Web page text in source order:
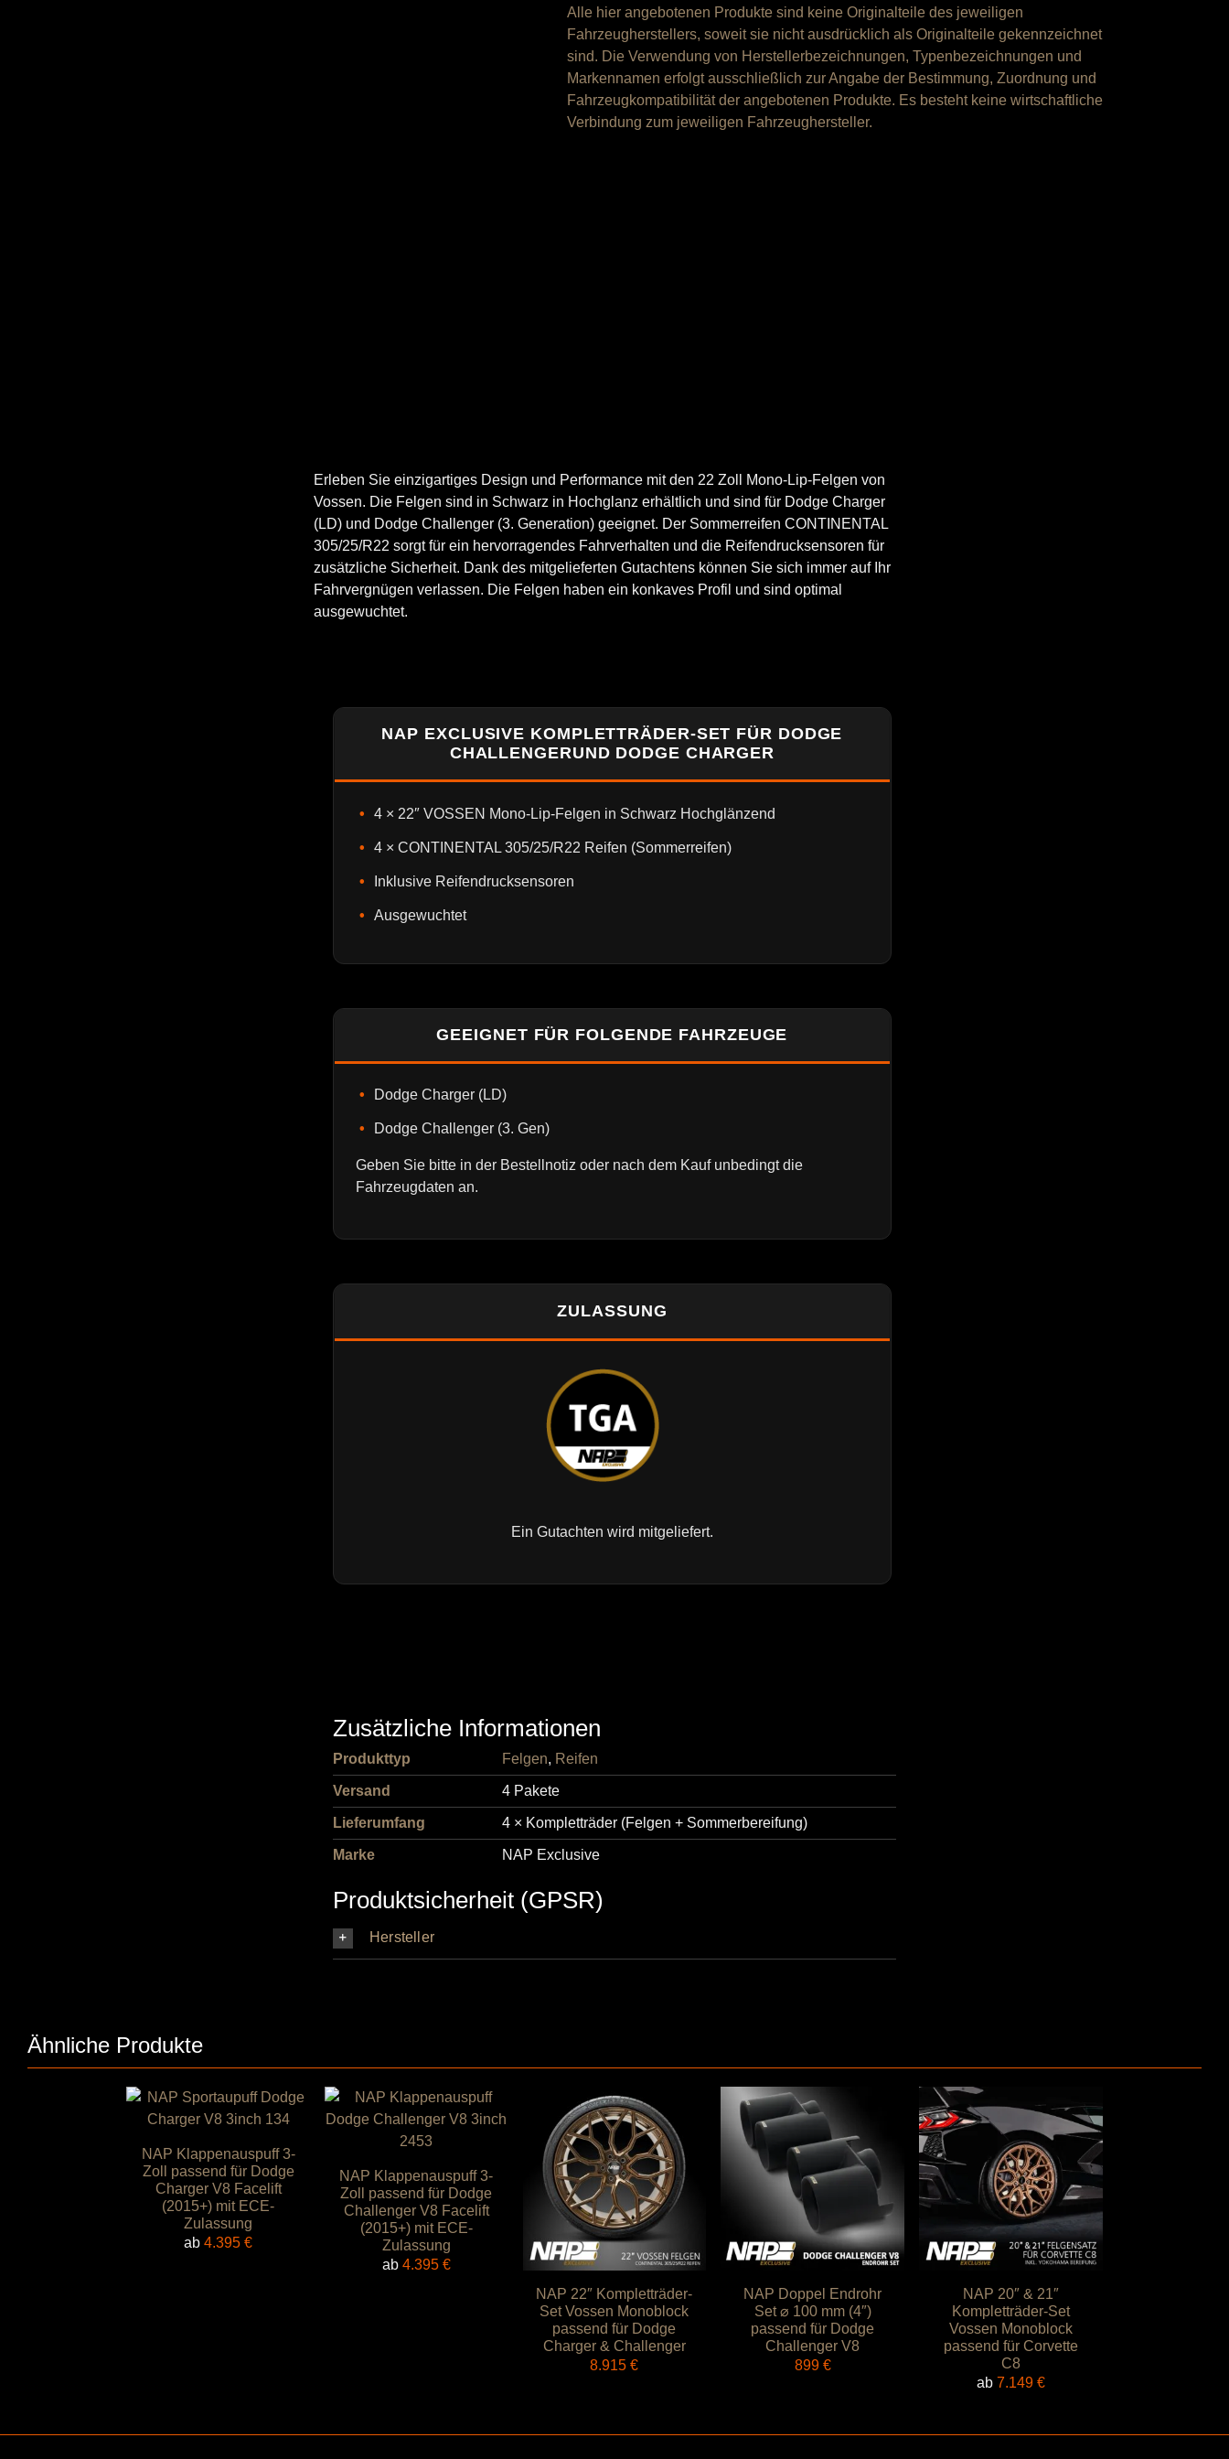
Menge
Alle hier angebotenen Produkte sind keine Originalteile des jeweiligen
Fahrzeugherstellers, soweit sie nicht ausdrücklich als Originalteile gekennzeichnet
sind. Die Verwendung von Herstellerbezeichnungen, Typenbezeichnungen und
Markennamen erfolgt ausschließlich zur Angabe der Bestimmung, Zuordnung und
Fahrzeugkompatibilität der angebotenen Produkte. Es besteht keine wirtschaftliche
Verbindung zum jeweiligen Fahrzeughersteller.
Erleben Sie einzigartiges Design und Performance mit den 22 Zoll Mono-Lip-Felgen von
Vossen. Die Felgen sind in Schwarz in Hochglanz erhältlich und sind für Dodge Charger
(LD) und Dodge Challenger (3. Generation) geeignet. Der Sommerreifen CONTINENTAL
305/25/R22 sorgt für ein hervorragendes Fahrverhalten und die Reifendrucksensoren für
zusätzliche Sicherheit. Dank des mitgelieferten Gutachtens können Sie sich immer auf Ihr
Fahrvergnügen verlassen. Die Felgen haben ein konkaves Profil und sind optimal
ausgewuchtet.
NAP EXCLUSIVE KOMPLETTRÄDER-SET FÜR DODGE
CHALLENGERUND DODGE CHARGER
4 × 22″ VOSSEN Mono-Lip-Felgen in Schwarz Hochglänzend
4 × CONTINENTAL 305/25/R22 Reifen (Sommerreifen)
Inklusive Reifendrucksensoren
Ausgewuchtet
GEEIGNET FÜR FOLGENDE FAHRZEUGE
Dodge Charger (LD)
Dodge Challenger (3. Gen)
Geben Sie bitte in der Bestellnotiz oder nach dem Kauf unbedingt die
Fahrzeugdaten an.
ZULASSUNG
Ein Gutachten wird mitgeliefert.
Zusätzliche Informationen
Produkttyp Felgen, Reifen
Versand 4 Pakete
Lieferumfang 4 × Kompletträder (Felgen + Sommerbereifung)
Marke NAP Exclusive
Produktsicherheit (GPSR)
Hersteller
Ähnliche Produkte
NAP Klappenauspuff 3-
Zoll passend für Dodge
Charger V8 Facelift
(2015+) mit ECE-
Zulassung
ab4.395€
NAP Klappenauspuff 3-
Zoll passend für Dodge
Challenger V8 Facelift
(2015+) mit ECE-
Zulassung
ab 4.395 €
NAP 22″ Kompletträder-
Set Vossen Monoblock
passend für Dodge
Charger & Challenger
8.915€
NAP Doppel Endrohr
Set ⌀ 100 mm (4″)
passend für Dodge
Challenger V8
899 €
NAP 20″ & 21″
Kompletträder-Set
Vossen Monoblock
passend für Corvette
C8
ab 7.149 €